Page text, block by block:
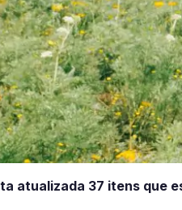
atualizada 37 itens que